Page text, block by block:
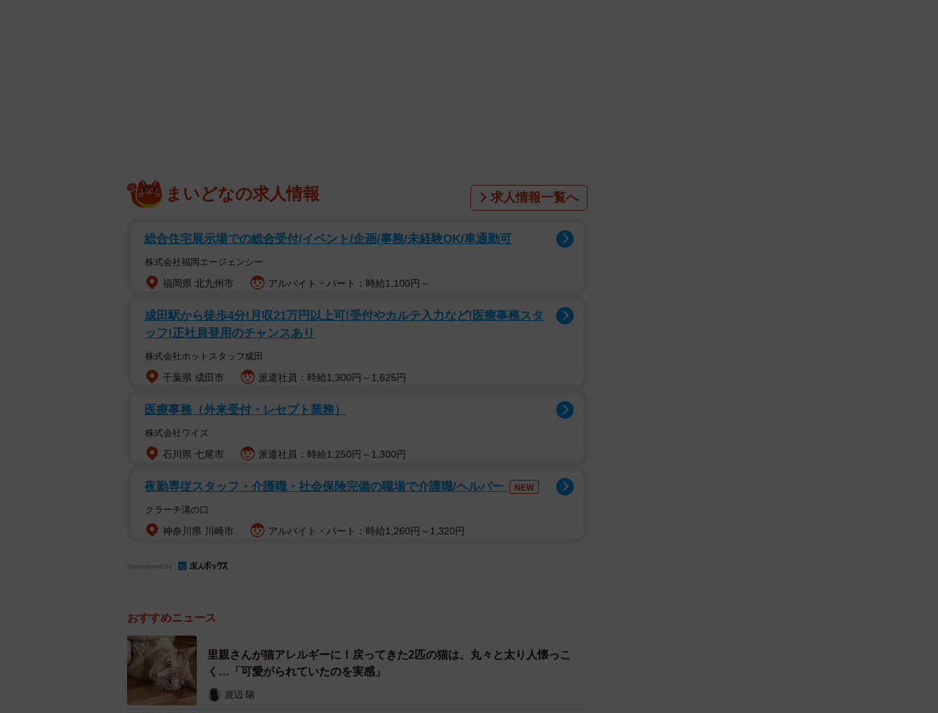
碧夫くんの食べ残しをゲット
石を投げて野良猫を追い払う人
まいどなの求人情報 求人情報一覧へ
総合住宅展示場での総合受付/イベント/企画/事務/未経験OK/車通勤可
株式会社福岡エージェンシー
福岡県 北九州市 アルバイト・パート：時給1,100円～
成田駅から徒歩4分!月収21万円以上可!受付やカルテ入力など!医療事務スタ
ッフ!正社員登用のチャンスあり
株式会社ホットスタッフ成田
千葉県 成田市 派遣社員：時給1,300円～1,625円
医療事務（外来受付・レセプト業務）
株式会社ワイズ
石川県 七尾市 派遣社員：時給1,250円～1,300円
夜勤専従スタッフ・介護職・社会保険完備の職場で介護職/ヘルパー NEW
クラーチ溝の口
神奈川県 川崎市 アルバイト・パート：時給1,260円～1,320円
Sponsored by
おすすめニュース
里親さんが猫アレルギーに！戻ってきた2匹の猫は、丸々と太り人懐っこ
く…「可愛がられていたのを実感」
渡辺 陽